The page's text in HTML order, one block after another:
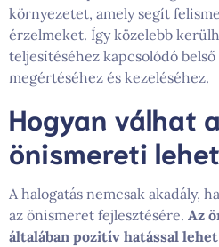
környezetet, amely segít
érzelmeket. Így közelebb
teljesítéséhez kapcsolódó
megértéséhez és kezeléséhez.
Hogyan válhat
önismereti
A halogatás nemcsak akadály,
az önismeret fejlesztésére. Az
általában pozitív hatással